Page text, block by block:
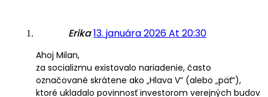
Erika13. januára 2026 At 20:30
Ahoj Milan,
za socializmu existovalo nariadenie, často
označované skrátene ako „Hlava V“ (alebo „päť“),
ktoré ukladalo povinnosť investorom verejných budov